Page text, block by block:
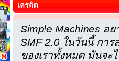
เครดิต
Simple Machines อ
SMF 2.0 ในวันนี้ การ
ของเราทั้งหมด มันจะ